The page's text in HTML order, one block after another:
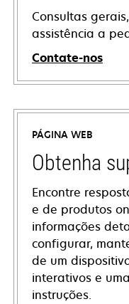
Consultas
assistência a
Contate-nos
PÁGINA WEB
Obtenha
Encontre
e de produtos
informações
configurar,
de um
interativos e
instruções.